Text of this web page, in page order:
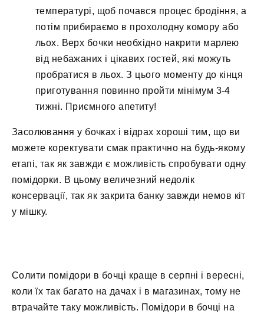
температурі, щоб почався процес бродіння, а
потім прибираємо в прохолодну комору або
льох. Верх бочки необхідно накрити марлею
від небажаних і цікавих гостей, які можуть
пробратися в льох. З цього моменту до кінця
приготування повинно пройти мінімум 3-4
тижні. Приємного апетиту!
Засолювання у бочках і відрах хороші тим, що ви
можете коректувати смак практично на будь-якому
етапі, так як завжди є можливість спробувати одну
помідорки. В цьому величезний недолік
консервації, так як закрита банку завжди немов кіт
у мішку.
Солити помідори в бочці краще в серпні і вересні,
коли їх так багато на дачах і в магазинах, тому не
втрачайте таку можливість. Помідори в бочці на